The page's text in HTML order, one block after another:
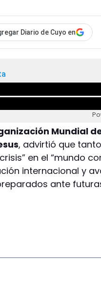
Diario de Cuyo en
Mundial
, advirtió que
en el “mundo
internacional y
ante